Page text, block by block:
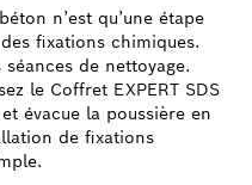
n’est qu’une étape
fixations chimiques.
de nettoyage.
le Coffret EXPERT SDS
évacue la poussière en
de fixations